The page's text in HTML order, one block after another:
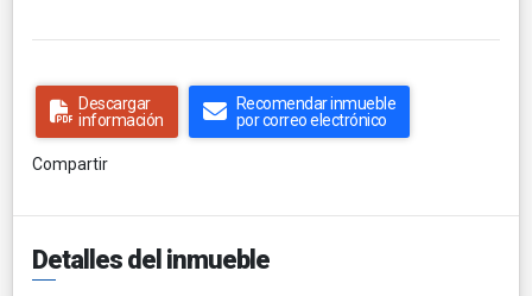
Descargar
información
Recomendar inmueble
por correo electrónico
Compartir
Detalles del inmueble